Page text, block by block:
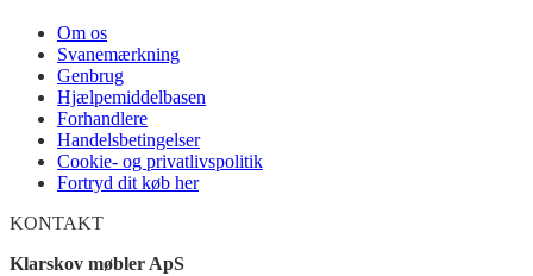
Om os
Svanemærkning
Genbrug
Hjælpemiddelbasen
Forhandlere
Handelsbetingelser
Cookie- og privatlivspolitik
Fortryd dit køb her
KONTAKT
Klarskov møbler ApS